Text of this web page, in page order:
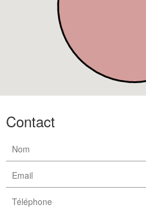
Contact